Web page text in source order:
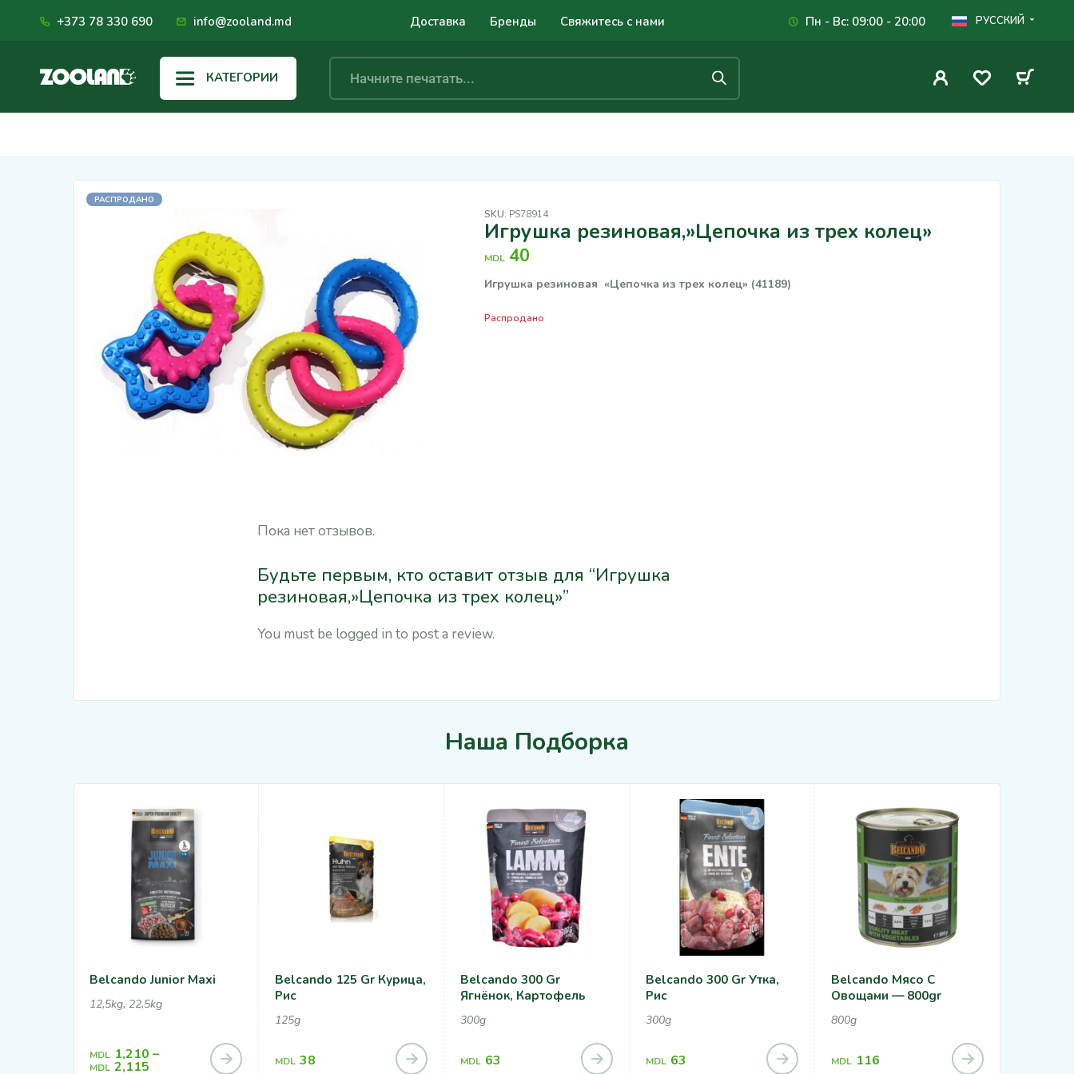
+373 78 330 690 info@zooland.md Доставка Бренды Свяжитесь с нами Пн - Вс: 09:00 - 20:00 РУССКИЙ
КАТЕГОРИИ
РАСПРОДАНО
SKU: PS78914
Игрушка резиновая,»Цепочка из трех колец»
MDL 40
Игрушка резиновая «Цепочка из трех колец» (41189)
Распродано
Пока нет отзывов.
Будьте первым, кто оставит отзыв для “Игрушка
резиновая,»Цепочка из трех колец»”
You must be logged in to post a review.
Наша Подборка
Belcando Junior Maxi
12,5kg, 22,5kg
MDL 1,210 –
MDL 2,115
Belcando 125 Gr Курица,
Рис
125g
MDL 38
Belcando 300 Gr
Ягнёнок, Картофель
300g
MDL 63
Belcando 300 Gr Утка,
Рис
300g
MDL 63
Belcando Мясо С
Овощами — 800gr
800g
MDL 116